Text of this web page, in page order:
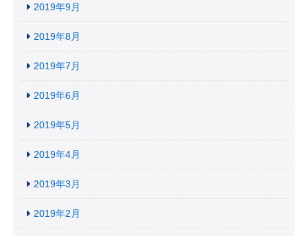
2019年9月
2019年8月
2019年7月
2019年6月
2019年5月
2019年4月
2019年3月
2019年2月